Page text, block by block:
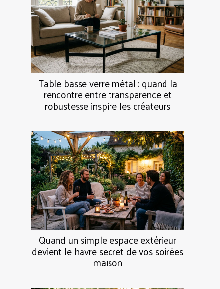
Table basse verre métal : quand la
rencontre entre transparence et
robustesse inspire les créateurs
Quand un simple espace extérieur
devient le havre secret de vos soirées
maison